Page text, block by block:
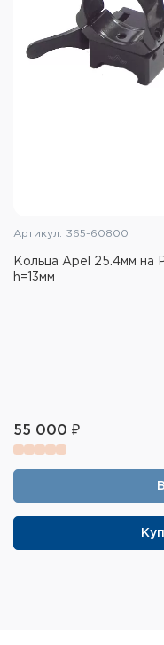
Артикул: 365-60800
Кольца Apel 25.4мм на
h=13мм
55 000 ₽